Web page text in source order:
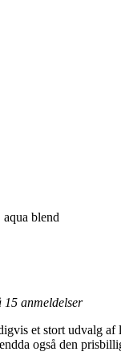
blend
15 anmeldelser
et stort udvalg
også den